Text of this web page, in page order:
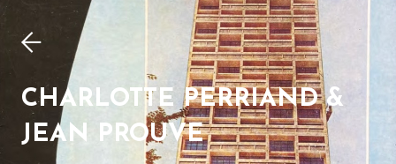
CHARLOTTE PERRIAND &
JEAN PROUVE